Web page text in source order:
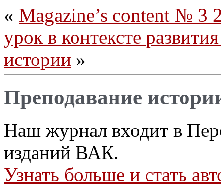
« Magazine’s content № 3
урок в контексте
истории »
Преподавание
Наш журнал входит в
изданий ВАК.
Узнать больше и стать